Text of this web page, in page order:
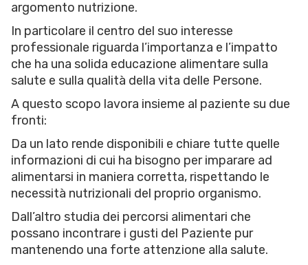
argomento nutrizione.
In particolare il centro del suo interesse
professionale riguarda l’importanza e l’impatto
che ha una solida educazione alimentare sulla
salute e sulla qualità della vita delle Persone.
A questo scopo lavora insieme al paziente su due
fronti:
Da un lato rende disponibili e chiare tutte quelle
informazioni di cui ha bisogno per imparare ad
alimentarsi in maniera corretta, rispettando le
necessità nutrizionali del proprio organismo.
Dall’altro studia dei percorsi alimentari che
possano incontrare i gusti del Paziente pur
mantenendo una forte attenzione alla salute.